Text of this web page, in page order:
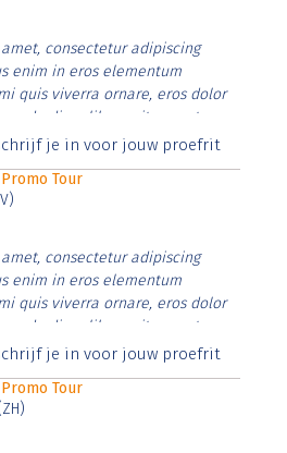
consectetur adipiscing
enim in eros elementum
quis viverra ornare, eros dolor
diam libero vitae erat.
justo cursus id rutrum lorem
je in voor jouw proefrit
Tour
consectetur adipiscing
enim in eros elementum
quis viverra ornare, eros dolor
diam libero vitae erat.
justo cursus id rutrum lorem
je in voor jouw proefrit
Tour